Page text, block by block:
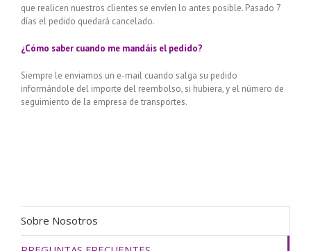
que realicen nuestros clientes se envíen lo antes posible. Pasado 7
días el pedido quedará cancelado.
¿Cómo saber cuando me mandáis el pedido?
Siempre le enviamos un e-mail cuando salga su pedido
informándole del importe del reembolso, si hubiera, y el número de
seguimiento de la empresa de transportes.
Sobre Nosotros